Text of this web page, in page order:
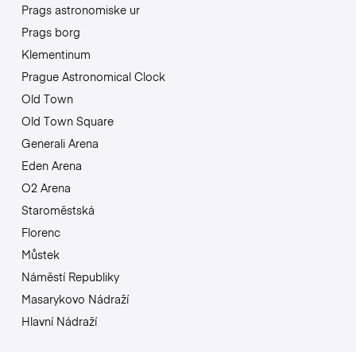
Prags astronomiske ur
Prags borg
Klementinum
Prague Astronomical Clock
Old Town
Old Town Square
Generali Arena
Eden Arena
O2 Arena
Staroměstská
Florenc
Můstek
Náměstí Republiky
Masarykovo Nádraží
Hlavní Nádraží